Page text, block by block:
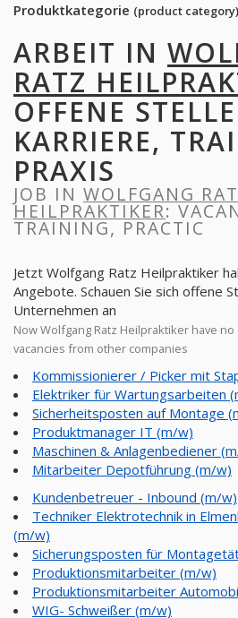
Produktkategorie (product category)
ARBEIT IN
RATZ
OFFENE
KARRIERE,
PRAXIS
JOB IN WOLFGANG
HEILPRAKTIKER:
TRAINING, PRACTIC
Jetzt Wolfgang Ratz Heilpraktiker
Angebote. Schauen Sie sich offene
Unternehmen an
Now Wolfgang Ratz Heilpraktiker have
vacancies from other companies
Kommissionierer / Picker mit
Elektriker für Wartungsarbeiten
Sicherheitsposten auf Montage
Produktmanager IT (m/w)
Maschinen & Anlagenbediener
Mitarbeiter Depotführung (m/w)
Kundenbetreuer - Inbound (m/w)
Techniker Elektrotechnik in
(m/w)
Sicherungsposten für
Produktionsmitarbeiter (m/w)
Produktionsmitarbeiter
WIG- Schweißer (m/w)